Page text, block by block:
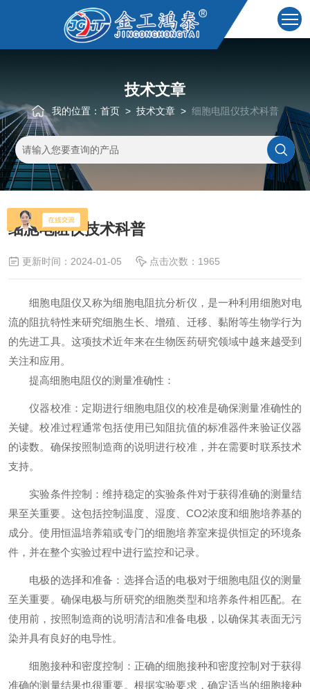
技术文章
我的位置： 首页 > 技术文章 > 细胞电阻仪技术科普
细胞电阻仪技术科普
更新时间：2024-01-05 点击次数：1965
细胞电阻仪又称为细胞电阻抗分析仪，是一种利用细胞对电
流的阻抗特性来研究细胞生长、增殖、迁移、黏附等生物学行为
的先进工具。这项技术近年来在生物医药研究领域中越来越受到
关注和应用。
提高细胞电阻仪的测量准确性：
仪器校准：定期进行细胞电阻仪的校准是确保测量准确性的
关键。校准过程通常包括使用已知阻抗值的标准器件来验证仪器
的读数。确保按照制造商的说明进行校准，并在需要时联系技术
支持。
实验条件控制：维持稳定的实验条件对于获得准确的测量结
果至关重要。这包括控制温度、湿度、CO2浓度和细胞培养基的
成分。使用恒温培养箱或专门的细胞培养室来提供恒定的环境条
件，并在整个实验过程中进行监控和记录。
电极的选择和准备：选择合适的电极对于细胞电阻仪的测量
至关重要。确保电极与所研究的细胞类型和培养条件相匹配。在
使用前，按照制造商的说明清洁和准备电极，以确保其表面无污
染并具有良好的电导性。
细胞接种和密度控制：正确的细胞接种和密度控制对于获得
准确的测量结果也很重要。根据实验要求，确定适当的细胞接种